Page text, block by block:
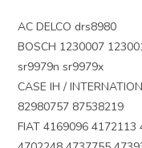
AC DELCO drs8980
BOSCH 1230007
sr9979n sr9979x
CASE IH /
82980757 87538219
FIAT 4169096